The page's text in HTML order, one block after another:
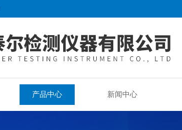
产品中心 新闻中心